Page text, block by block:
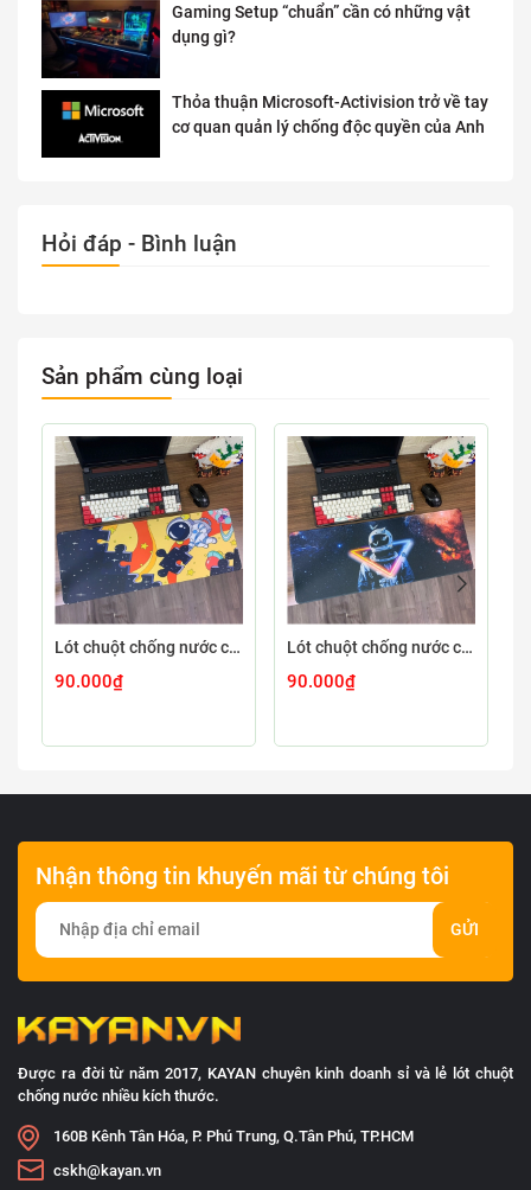
Gaming Setup “chuẩn” cần có những vật
dụng gì?
Thỏa thuận Microsoft-Activision trở về tay
cơ quan quản lý chống độc quyền của Anh
Hỏi đáp - Bình luận
Sản phẩm cùng loại
Lót chuột chống nước cỡ lớn 80x30cm dày 3mm ASTRO-03-80X30
90.000₫
Lót chuột chống nước cỡ lớn 80x30cm dày 3mm ASTRO-02-80X30
90.000₫
Nhận thông tin khuyến mãi từ chúng tôi
GỬI
Được ra đời từ năm 2017, KAYAN chuyên kinh doanh sỉ và lẻ lót chuột
chống nước nhiều kích thước.
160B Kênh Tân Hóa, P. Phú Trung, Q.Tân Phú, TP.HCM
cskh@kayan.vn